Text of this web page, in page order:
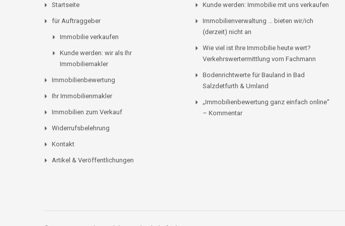
Startseite
für Auftraggeber
Immobilie verkaufen
Kunde werden: wir als Ihr
Immobiliemakler
Immobilienbewertung
Ihr Immobilienmakler
Immobilien zum Verkauf
Widerrufsbelehrung
Kontakt
Artikel & Veröffentlichungen
Kunde werden: Immobilie mit uns verkaufen
Immobilienverwaltung … bieten wir/ich
(derzeit) nicht an
Wie viel ist Ihre Immobilie heute wert?
Verkehrswertermittlung vom Fachmann
Bodenrichtwerte für Bauland in Bad
Salzdetfurth & Umland
„Immobilienbewertung ganz einfach online“
– Kommentar